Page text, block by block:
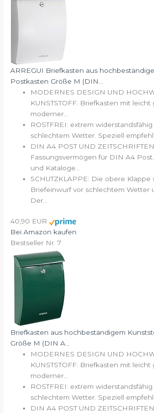
ARREGUI Briefkasten aus
Postkasten Größe M (DIN...
MODERNES DESIGN UND
KUNSTSTOFF: Briefkasten mit
moderner...
ROSTFREI: extrem
schlechtem Wetter. Speziell
DIN A4 POST UND
Fassungsvermögen für DIN A4
und Kataloge...
SCHUTZKLAPPE: Die obere
Briefeinwurf vor schlechtem Wetter
Der...
40,90 EUR
Bei Amazon kaufen
Bestseller Nr. 7
Briefkasten aus hochbeständigem
Größe M (DIN A...
MODERNES DESIGN UND
KUNSTSTOFF: Briefkasten mit
moderner...
ROSTFREI: extrem
schlechtem Wetter. Speziell
DIN A4 POST UND